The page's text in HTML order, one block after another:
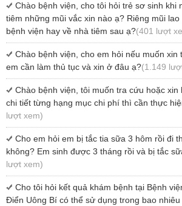
Chào bệnh viện, cho tôi hỏi trẻ sơ sinh khi
tiêm những mũi vắc xin nào ạ? Riêng mũi
bệnh viện hay về nhà tiêm sau ạ?(401 lượt
Chào bệnh viện, cho em hỏi nếu muốn xin
em cần làm thủ tục và xin ở đâu ạ?(1.149
Chào bệnh viện, tôi muốn tra cứu hoặc xin
chi tiết từng hạng mục chi phí thì cần thực
lượt xem)
Cho em hỏi em bị tắc tia sữa 3 hôm rồi đi
không? Em sinh được 3 tháng rồi và bị tắc
lượt xem)
Cho tôi hỏi kết quả khám bệnh tại Bệnh
Điển Uông Bí có thể sử dụng trong bao